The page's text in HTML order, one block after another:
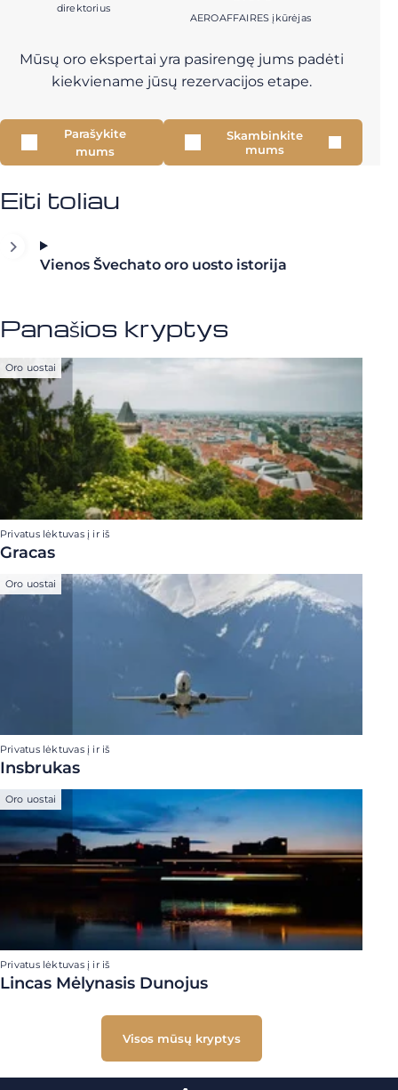
direktorius
AEROAFFAIRES įkūrėjas
Mūsų oro ekspertai yra pasirengę jums padėti
kiekviename jūsų rezervacijos etape.
Parašykite
mums
Skambinkite
mums
Eiti toliau
Vienos Švechato oro uosto istorija
Panašios kryptys
Oro uostai
Privatus lėktuvas į ir iš
Gracas
Oro uostai
Privatus lėktuvas į ir iš
Insbrukas
Oro uostai
Privatus lėktuvas į ir iš
Lincas Mėlynasis Dunojus
Visos mūsų kryptys